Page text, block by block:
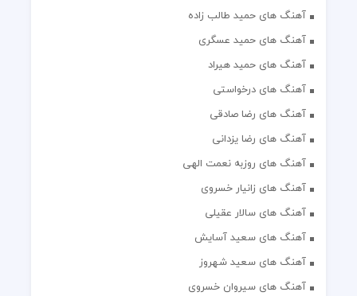
آهنگ های حمید طالب زاده
آهنگ های حمید عسگری
آهنگ های حمید هیراد
آهنگ های درخواستی
آهنگ های رضا صادقی
آهنگ های رضا یزدانی
آهنگ های روزبه نعمت الهی
آهنگ های زانیار خسروی
آهنگ های سالار عقیلی
آهنگ های سعید آسایش
آهنگ های سعید شهروز
آهنگ های سیروان خسروی